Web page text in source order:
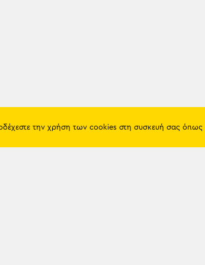
την χρήση των cookies στη συσκευή σας όπως